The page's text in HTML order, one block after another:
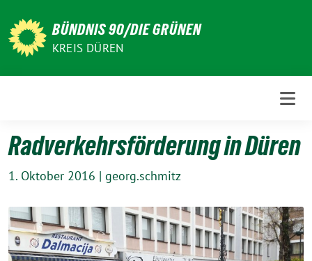
zum
Inhalt
BÜNDNIS 90/DIE GRÜNEN
KREIS DÜREN
Radverkehrsförderung in Düren
1. Oktober 2016 | georg.schmitz